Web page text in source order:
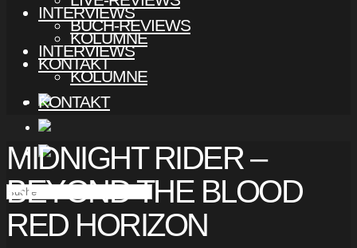
INTERVIEWS
KOLUMNE
KONTAKT
BUCH-REVIEWS
INTERVIEWS
KOLUMNE
KONTAKT
MIDNIGHT RIDER –
BEYOND THE BLOOD
RED HORIZON